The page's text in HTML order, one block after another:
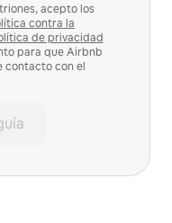
acepto los
contra la
de privacidad
para que Airbnb
contacto con el